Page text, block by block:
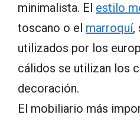
minimalista. El estilo
toscano o el marroquí,
utilizados por los
cálidos se utilizan los
decoración.
El mobiliario más